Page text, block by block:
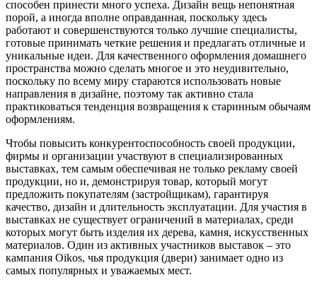
способен принести много успеха. Дизайн вещь непонятная
порой, а иногда вполне оправданная, поскольку здесь
работают и совершенствуются только лучшие специалисты,
готовые принимать четкие решения и предлагать отличные и
уникальные идеи. Для качественного оформления домашнего
пространства можно сделать многое и это неудивительно,
поскольку по всему миру стараются использовать новые
направления в дизайне, поэтому так активно стала
практиковаться тенденция возвращения к старинным обычаям
оформлениям.
Чтобы повысить конкурентоспособность своей продукции,
фирмы и организации участвуют в специализированных
выставках, тем самым обеспечивая не только рекламу своей
продукции, но и, демонстрируя товар, который могут
предложить покупателям (застройщикам), гарантируя
качество, дизайн и длительность эксплуатации. Для участия в
выставках не существует ограничений в материалах, среди
которых могут быть изделия их дерева, камня, искусственных
материалов. Один из активных участников выставок – это
кампания Oikos, чья продукция (двери) занимает одно из
самых популярных и уважаемых мест.